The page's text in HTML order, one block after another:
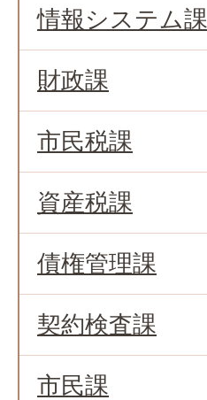
情報システム課
財政課
市民税課
資産税課
債権管理課
契約検査課
市民課